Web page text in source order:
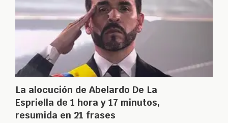
La alocución de Abelardo De La
Espriella de 1 hora y 17 minutos,
resumida en 21 frases